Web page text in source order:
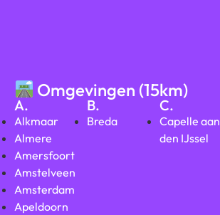
Omgevingen (15km)
A.
Alkmaar
Almere
Amersfoort
Amstelveen
Amsterdam
Apeldoorn
B.
Breda
C.
Capelle aan
den IJssel